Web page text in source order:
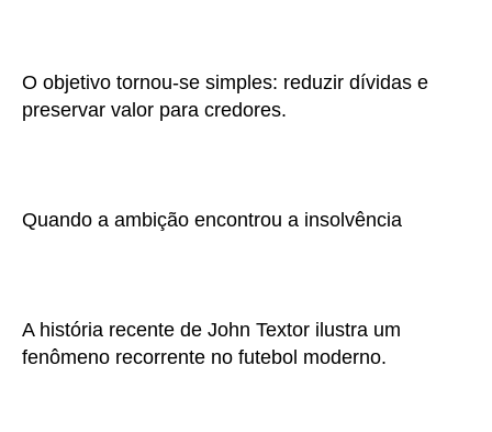
O objetivo tornou-se simples: reduzir dívidas e
preservar valor para credores.
Quando a ambição encontrou a insolvência
A história recente de John Textor ilustra um
fenômeno recorrente no futebol moderno.